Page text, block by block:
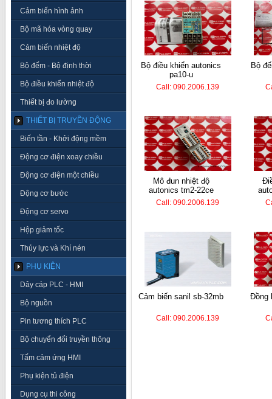
Cảm biến hình ảnh
Bộ mã hóa vòng quay
Cảm biến nhiệt độ
Bộ đếm - Bộ định thời
Bộ điều khiển nhiệt độ
Thiết bị đo lường
THIẾT BỊ TRUYỀN ĐỘNG
Biến tần - Khởi động mềm
Động cơ điện xoay chiều
Động cơ điện một chiều
Động cơ bước
Động cơ servo
Hộp giảm tốc
Thủy lực và Khí nén
PHỤ KIỆN
Dây cáp PLC - HMI
Bộ nguồn
Pin tương thích PLC
Bộ chuyển đổi truyền thông
Tấm cảm ứng HMI
Phụ kiện tủ điện
Dụng cụ thi công
bộ điều khiển autonics
pa10-u
Call: 090.2006.139
bộ đếm hanyoung lc7-
mô đun nhiệt độ
autonics tm2-22ce
Call: 090.2006.139
điều khiển nhiệt
cảm biến sanil sb-32mb
Call: 090.2006.139
đồng hồ nhiệt autonics